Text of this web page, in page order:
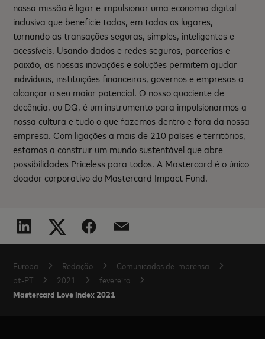
nossa missão é ligar e impulsionar uma economia digital
inclusiva que beneficie todos, em todos os lugares,
tornando as transações seguras, simples, inteligentes e
acessíveis. Usando dados e redes seguros, parcerias e
paixão, as nossas inovações e soluções permitem ajudar
indivíduos, instituições financeiras, governos e empresas a
alcançar o seu maior potencial. O nosso quociente de
decência, ou DQ, é um instrumento para impulsionarmos a
nossa cultura e tudo o que fazemos dentro e fora da nossa
empresa. Com ligações a mais de 210 países e territórios,
estamos a construir um mundo sustentável que abre
possibilidades Priceless para todos. A Mastercard é o único
doador corporativo do Mastercard Impact Fund.
Europa Redação
Comunicados de imprensa
pt-PT
2021 fevereiro
Mastercard Love Index 2021